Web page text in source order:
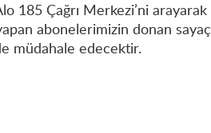
185 Çağrı Merkezi’ni arayarak
abonelerimizin donan sayaç
müdahale edecektir.